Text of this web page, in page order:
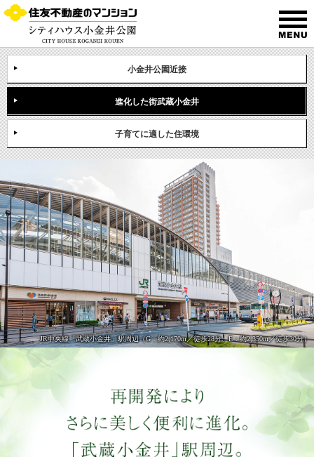
小金井公園近接
進化した街武蔵小金井
子育てに適した住環境
JR中央線「武蔵小金井」駅周辺（G：約2,170m／徒歩28分、E：約2,350m／徒歩30分）